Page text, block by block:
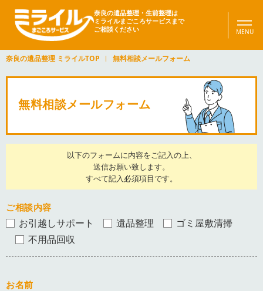
奈良の遺品整理・生前整理は
ミライルまごころサービスまで
ご相談ください
奈良の遺品整理 ミライルTOP 無料相談メールフォーム
無料相談メールフォーム
以下のフォームに内容をご記入の上、
送信お願い致します。
すべて記入必須項目です。
ご相談内容
お引越しサポート 遺品整理
ゴミ屋敷清掃
不用品回収
お名前